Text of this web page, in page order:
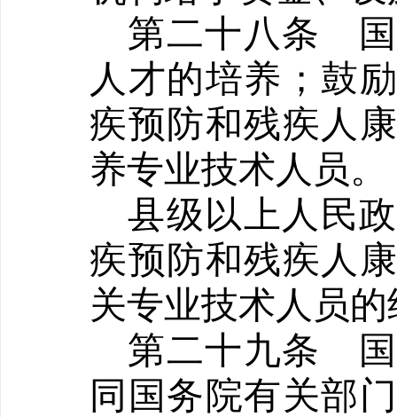
第二十八条
人才的培养；鼓
疾预防和残疾人
养专业技术人员。
县级以上人民
疾预防和残疾人
关专业技术人员
第二十九条
同国务院有关部